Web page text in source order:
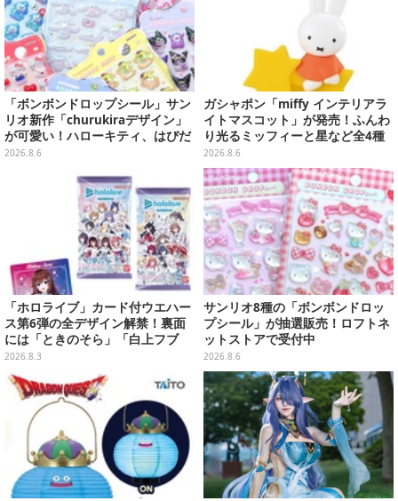
「ボンボンドロップシール」サン
リオ新作「churukiraデザイン」
が可愛い！ハローキティ、はぴだ
んぶいなど全8種類が順次展開
2026.8.6
ガシャポン「miffy インテリアラ
イトマスコット」が発売！ふんわ
り光るミッフィーと星など全4種
ラインナップ
2026.8.6
「ホロライブ」カード付ウエハー
ス第6弾の全デザイン解禁！裏面
には「ときのそら」「白上フブ
キ」ら30名の手書きメッセージ入
り
2026.8.3
サンリオ8種の「ボンボンドロッ
プシール」が抽選販売！ロフトネ
ットストアで受付中
2026.8.6